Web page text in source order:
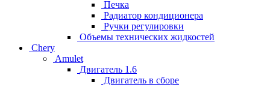
Печка
Радиатор кондиционера
Ручки регулировки
Объемы технических жидкостей
Chery
Amulet
Двигатель 1.6
Двигатель в сборе